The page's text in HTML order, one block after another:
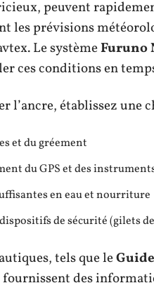
peuvent
les prévisions
Le systèmeFuruno
ces conditions en
l’ancre, établissez une
et du gréement
du GPS et des
en eau et nourriture
de sécurité (gilets
tels que le
fournissent des